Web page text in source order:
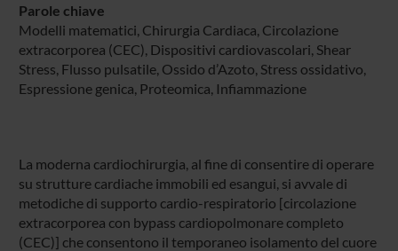
Parole chiave
Modelli matematici, Chirurgia Cardiaca, Circolazione
extracorporea (CEC), Dispositivi cardiovascolari, Shear
Stress, Flusso pulsatile, Ossido d’Azoto, Stress ossidativo,
Espressione genica, Proteomica, Infiammazione
La moderna cardiochirurgia, al fine di consentire di operare
su strutture cardiache immobili ed esangui, si avvale di
metodiche di supporto cardio-respiratorio [circolazione
extracorporea con bypass cardiopolmonare completo
(CEC)] che consentono il temporaneo isolamento del cuore